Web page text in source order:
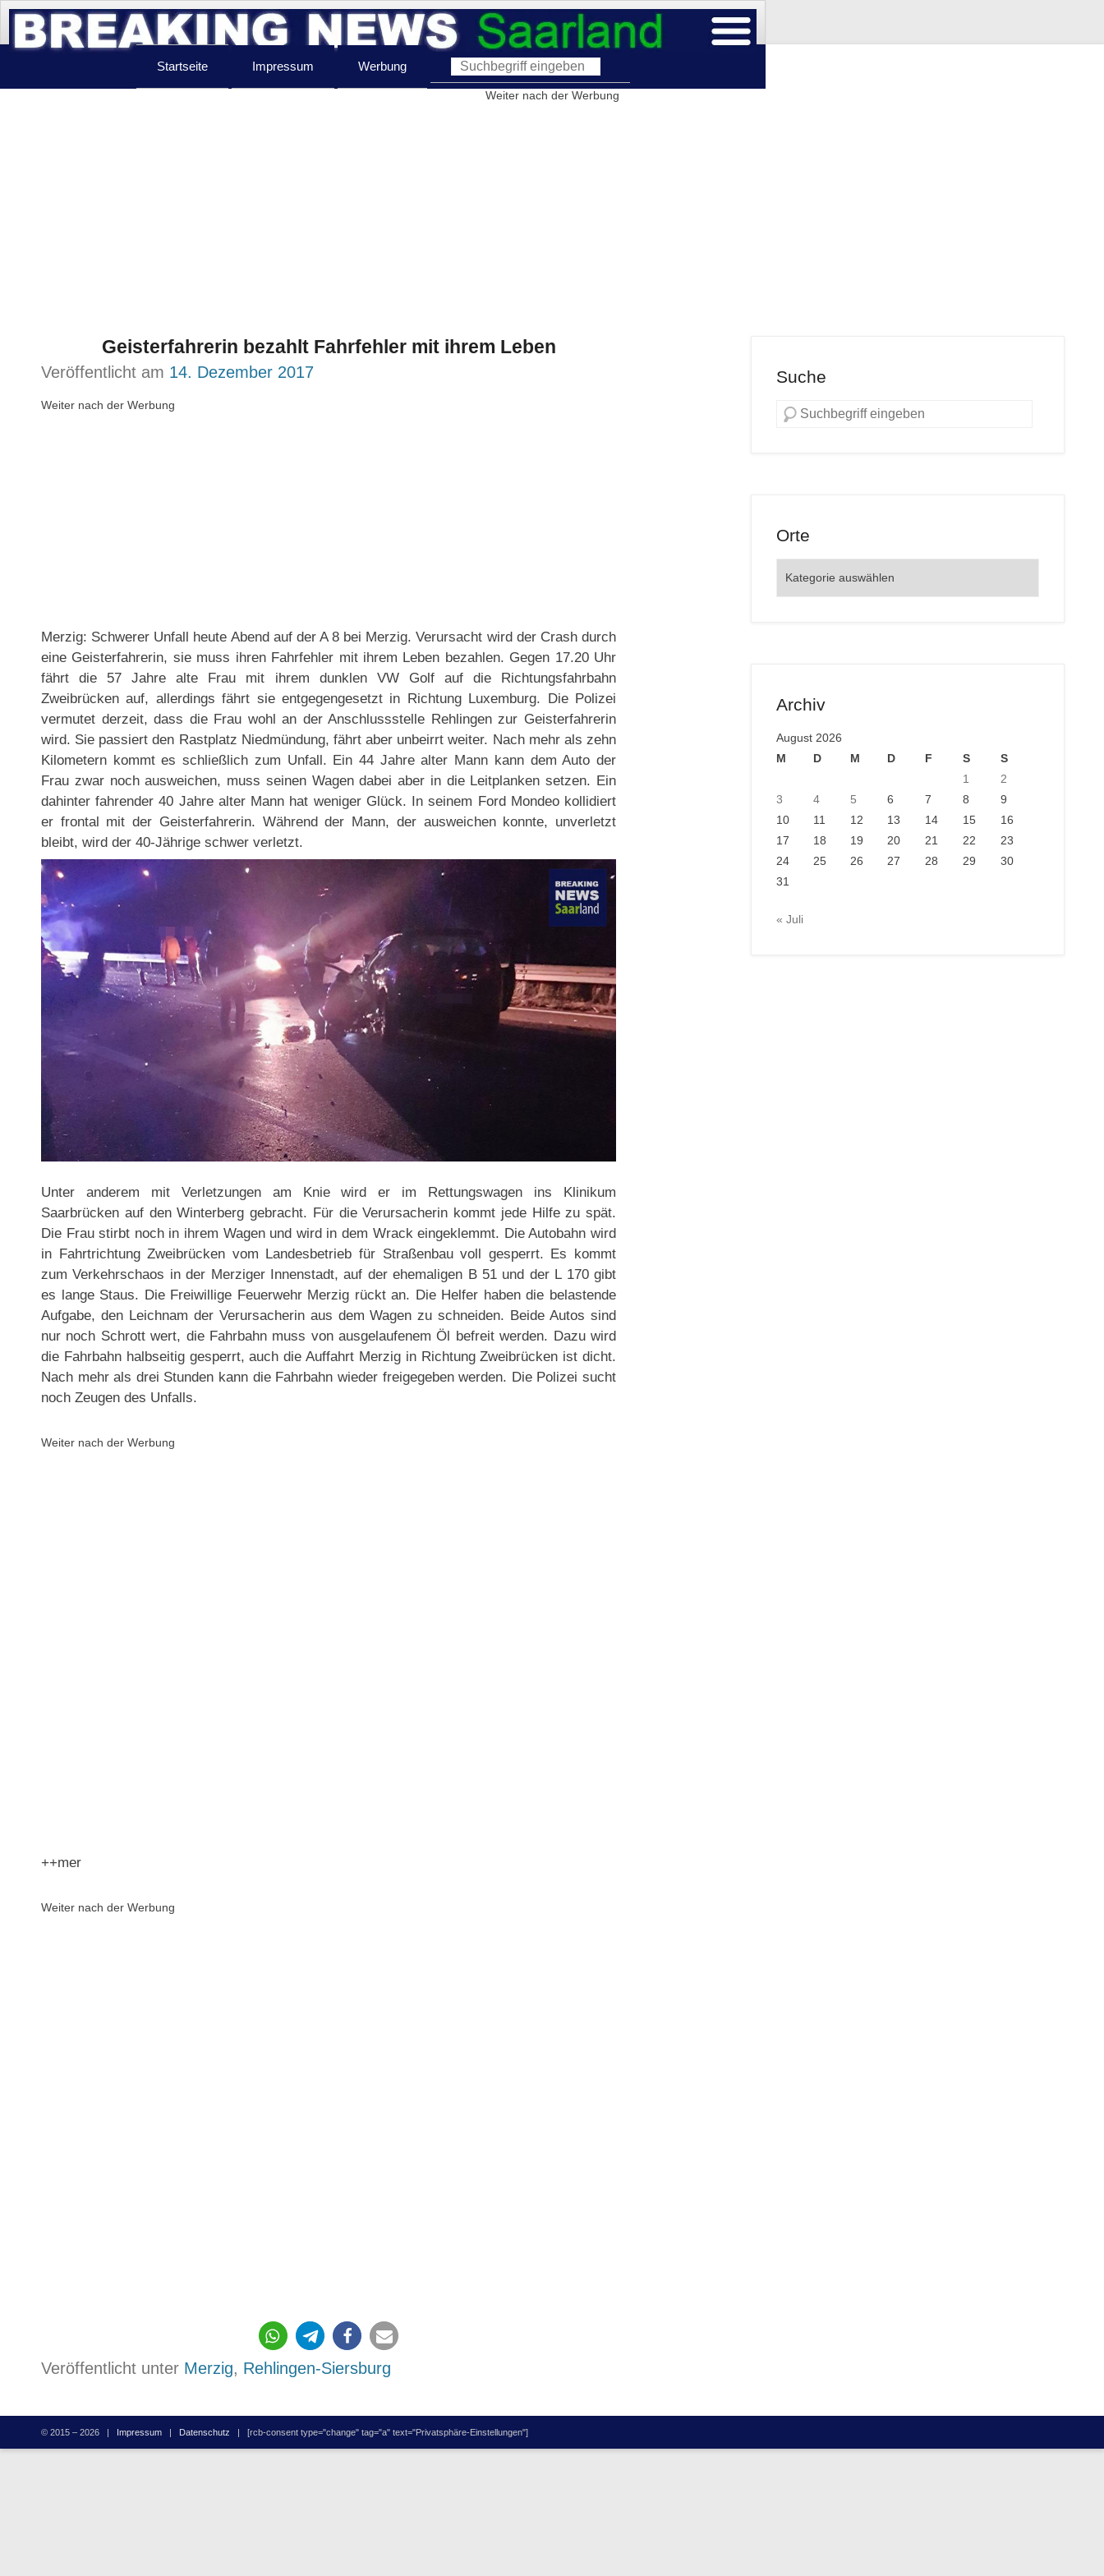
Startseite Impressum Werbung
Weiter nach der Werbung
Geisterfahrerin bezahlt Fahrfehler mit ihrem Leben
Veröffentlicht am 14. Dezember 2017
Weiter nach der Werbung
Merzig: Schwerer Unfall heute Abend auf der A 8 bei Merzig. Verursacht wird der Crash durch
eine Geisterfahrerin, sie muss ihren Fahrfehler mit ihrem Leben bezahlen. Gegen 17.20 Uhr
fährt die 57 Jahre alte Frau mit ihrem dunklen VW Golf auf die Richtungsfahrbahn
Zweibrücken auf, allerdings fährt sie entgegengesetzt in Richtung Luxemburg. Die Polizei
vermutet derzeit, dass die Frau wohl an der Anschlussstelle Rehlingen zur Geisterfahrerin
wird. Sie passiert den Rastplatz Niedmündung, fährt aber unbeirrt weiter. Nach mehr als zehn
Kilometern kommt es schließlich zum Unfall. Ein 44 Jahre alter Mann kann dem Auto der
Frau zwar noch ausweichen, muss seinen Wagen dabei aber in die Leitplanken setzen. Ein
dahinter fahrender 40 Jahre alter Mann hat weniger Glück. In seinem Ford Mondeo kollidiert
er frontal mit der Geisterfahrerin. Während der Mann, der ausweichen konnte, unverletzt
bleibt, wird der 40-Jährige schwer verletzt.
Unter anderem mit Verletzungen am Knie wird er im Rettungswagen ins Klinikum
Saarbrücken auf den Winterberg gebracht. Für die Verursacherin kommt jede Hilfe zu spät.
Die Frau stirbt noch in ihrem Wagen und wird in dem Wrack eingeklemmt. Die Autobahn wird
in Fahrtrichtung Zweibrücken vom Landesbetrieb für Straßenbau voll gesperrt. Es kommt
zum Verkehrschaos in der Merziger Innenstadt, auf der ehemaligen B 51 und der L 170 gibt
es lange Staus. Die Freiwillige Feuerwehr Merzig rückt an. Die Helfer haben die belastende
Aufgabe, den Leichnam der Verursacherin aus dem Wagen zu schneiden. Beide Autos sind
nur noch Schrott wert, die Fahrbahn muss von ausgelaufenem Öl befreit werden. Dazu wird
die Fahrbahn halbseitig gesperrt, auch die Auffahrt Merzig in Richtung Zweibrücken ist dicht.
Nach mehr als drei Stunden kann die Fahrbahn wieder freigegeben werden. Die Polizei sucht
noch Zeugen des Unfalls.
Weiter nach der Werbung
++mer
Weiter nach der Werbung
Veröffentlicht unter Merzig, Rehlingen-Siersburg
Suche
Orte
Archiv
August 2026
M
D M D F S
S
1
2
3
4 5 6 7 8
9
10
11 12 13 14 15
16
17
18 19 20 21 22
23
24
25 26 27 28 29
30
31
« Juli
© 2015 – 2026 | Impressum | Datenschutz | [rcb-consent type="change" tag="a" text="Privatsphäre-Einstellungen"]